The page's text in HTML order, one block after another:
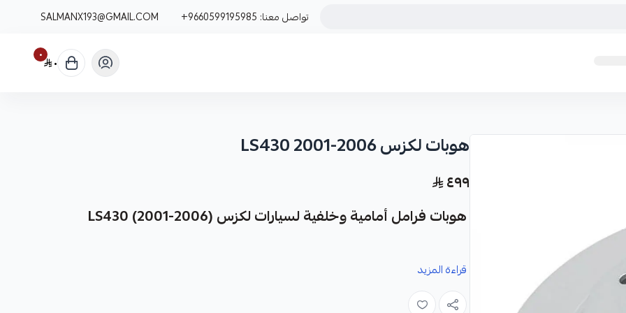
تواصل معنا: +9660599195985
SALMANX193@GMAIL.COM
٠ ٠
هوبات لكزس LS430 2001-2006
٤٩٩
هوبات فرامل أمامية وخلفية لسيارات لكزس LS430 (2001-2006)
وعالية الجودة من شركة Formula Parts.
قراءة المزيد